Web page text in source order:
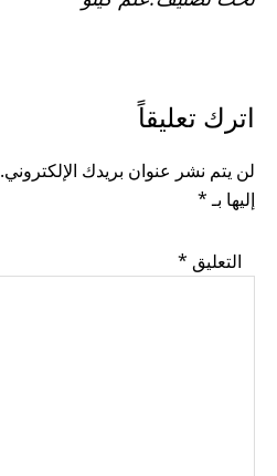
READER
INTERACTIONS
اترك تعليقاً
لن يتم نشر عنوان بريدك الإلكتروني.
إليها بـ*
التعليق *